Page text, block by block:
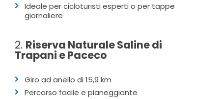
Ideale per cicloturisti esperti o per tappe
giornaliere
2. Riserva Naturale Saline di
Trapani e Paceco
Giro ad anello di 15,9 km
Percorso facile e pianeggiante